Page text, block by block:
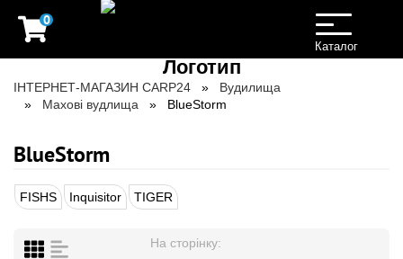
0
Toggle
navigation
Каталог
ІНТЕРНЕТ-МАГАЗИН CARP24
Вудилища
Махові вудлища
BlueStorm
BlueStorm
FISHS Inquisitor TIGER
На сторінку: